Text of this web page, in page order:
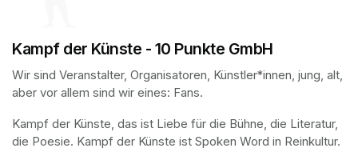
Kampf der Künste - 10 Punkte GmbH
Wir sind Veranstalter, Organisatoren, Künstler*innen, jung, alt,
aber vor allem sind wir eines: Fans.
Kampf der Künste, das ist Liebe für die Bühne, die Literatur,
die Poesie. Kampf der Künste ist Spoken Word in Reinkultur.